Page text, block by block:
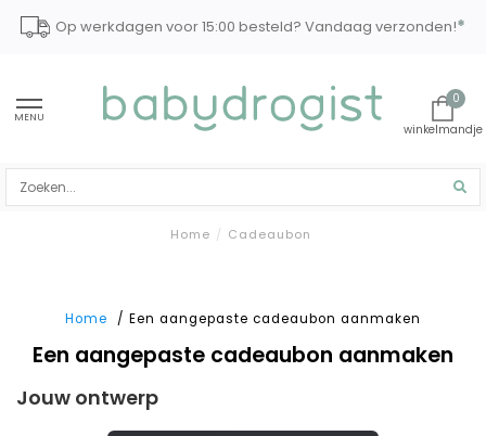
Op werkdagen voor 15:00 besteld? Vandaag verzonden!*
MENU
0
Home / Cadeaubon
Home / Een aangepaste cadeaubon aanmaken
Een aangepaste cadeaubon aanmaken
Jouw ontwerp